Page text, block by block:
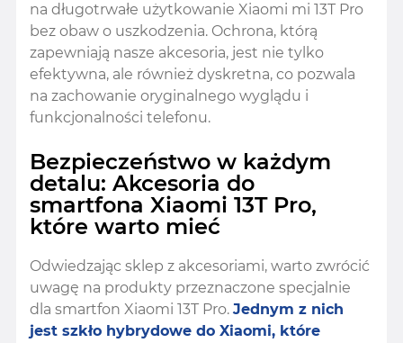
na długotrwałe użytkowanie Xiaomi mi 13T Pro
bez obaw o uszkodzenia. Ochrona, którą
zapewniają nasze akcesoria, jest nie tylko
efektywna, ale również dyskretna, co pozwala
na zachowanie oryginalnego wyglądu i
funkcjonalności telefonu.
Bezpieczeństwo w każdym
detalu: Akcesoria do
smartfona Xiaomi 13T Pro,
które warto mieć
Odwiedzając sklep z akcesoriami, warto zwrócić
uwagę na produkty przeznaczone specjalnie
dla smartfon Xiaomi 13T Pro. Jednym z nich
jest szkło hybrydowe do Xiaomi, które